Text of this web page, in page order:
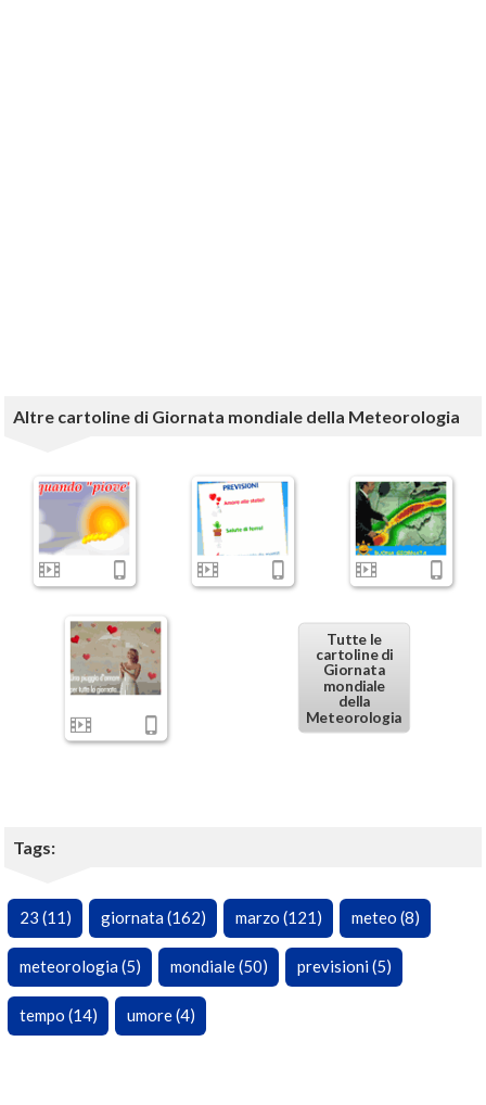
Altre cartoline di Giornata mondiale della Meteorologia
Tutte le
cartoline di
Giornata
mondiale
della
Meteorologia
Tags:
23 (11) giornata (162) marzo (121) meteo (8)
meteorologia (5) mondiale (50) previsioni (5)
tempo (14) umore (4)